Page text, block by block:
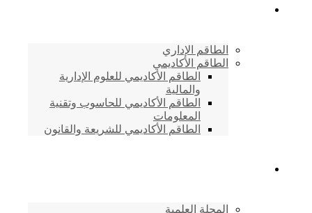
الطاقم الإداري
الطاقم الأكاديمي
الطاقم الأكاديمي للعلوم الإدارية
والمالية
الطاقم الأكاديمي للحاسوب وتقنية
المعلومات
الطاقم الأكاديمي للشريعة والقانون
المجلة العلمية